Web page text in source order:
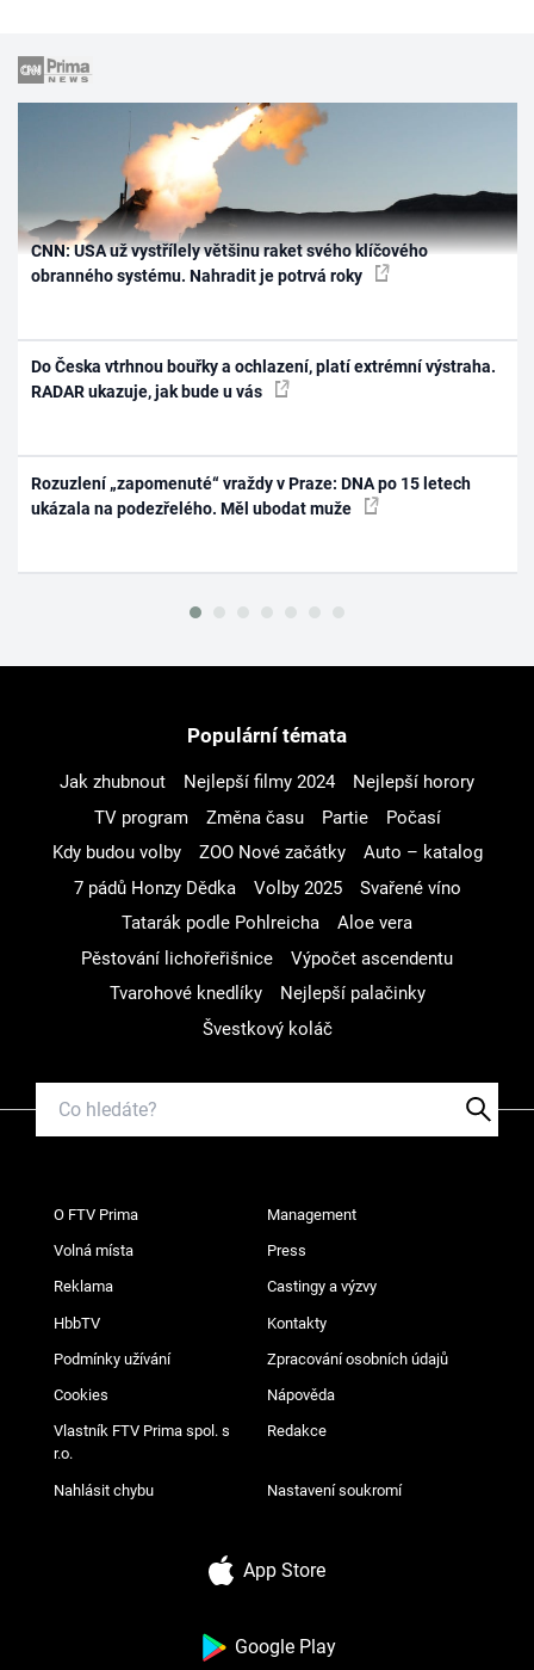
CNN: USA už vystřílely většinu raket svého klíčového
obranného systému. Nahradit je potrvá roky
Do Česka vtrhnou bouřky a ochlazení, platí extrémní výstraha.
RADAR ukazuje, jak bude u vás
Rozuzlení „zapomenuté“ vraždy v Praze: DNA po 15 letech
ukázala na podezřelého. Měl ubodat muže
Populární témata
Jak zhubnout Nejlepší filmy 2024
Nejlepší horory
TV program
Změna času Partie
Počasí
Kdy budou volby
ZOO Nové začátky
Auto – katalog
7 pádů Honzy Dědka
Volby 2025
Svařené víno
Tatarák podle Pohlreicha
Aloe vera
Pěstování lichořeřišnice
Výpočet ascendentu
Tvarohové knedlíky
Nejlepší palačinky
Švestkový koláč
O FTV Prima Management
Volná místa Press
Reklama Castingy a výzvy
HbbTV Kontakty
Podmínky užívání Zpracování osobních údajů
Cookies Nápověda
Vlastník FTV Prima spol. s
r.o.
Redakce
Nahlásit chybu Nastavení soukromí
App Store
Google Play